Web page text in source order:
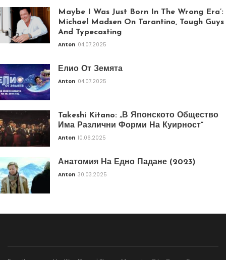
Maybe I Was Just Born In The Wrong Era’:
Michael Madsen On Tarantino, Tough Guys
And Typecasting
Anton 04.07.2025
Елио От Земята
Anton 04.07.2025
Takeshi Kitano: „В Японското Общество
Има Различни Форми На Куирност“
Anton 10.06.2025
Анатомия На Едно Падане (2023)
Anton 30.03.2025